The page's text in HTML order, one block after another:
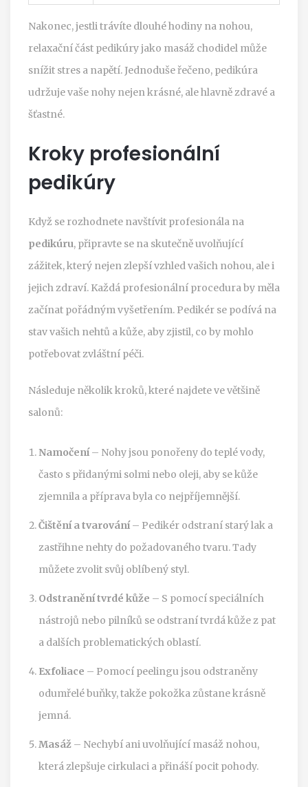
Nakonec, jestli trávíte dlouhé hodiny na nohou,
relaxační část pedikúry jako masáž chodidel může
snížit stres a napětí. Jednoduše řečeno, pedikúra
udržuje vaše nohy nejen krásné, ale hlavně zdravé a
šťastné.
Kroky profesionální
pedikúry
Když se rozhodnete navštívit profesionála na
pedikúru, připravte se na skutečně uvolňující
zážitek, který nejen zlepší vzhled vašich nohou, ale i
jejich zdraví. Každá profesionální procedura by měla
začínat pořádným vyšetřením. Pedikér se podívá na
stav vašich nehtů a kůže, aby zjistil, co by mohlo
potřebovat zvláštní péči.
Následuje několik kroků, které najdete ve většině
salonů:
Namočení– Nohy jsou ponořeny do teplé vody,
často s přidanými solmi nebo oleji, aby se kůže
zjemnila a příprava byla co nejpříjemnější.
Čištění a tvarování– Pedikér odstraní starý lak a
zastřihne nehty do požadovaného tvaru. Tady
můžete zvolit svůj oblíbený styl.
Odstranění tvrdé kůže – S pomocí speciálních
nástrojů nebo pilníků se odstraní tvrdá kůže z pat
a dalších problematických oblastí.
Exfoliace – Pomocí peelingu jsou odstraněny
odumřelé buňky, takže pokožka zůstane krásně
jemná.
Masáž – Nechybí ani uvolňující masáž nohou,
která zlepšuje cirkulaci a přináší pocit pohody.